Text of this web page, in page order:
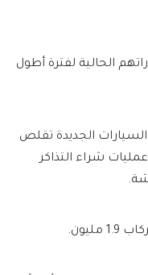
الحالية لفترة أطول
الجديدة تقلص
شراء التذاكر